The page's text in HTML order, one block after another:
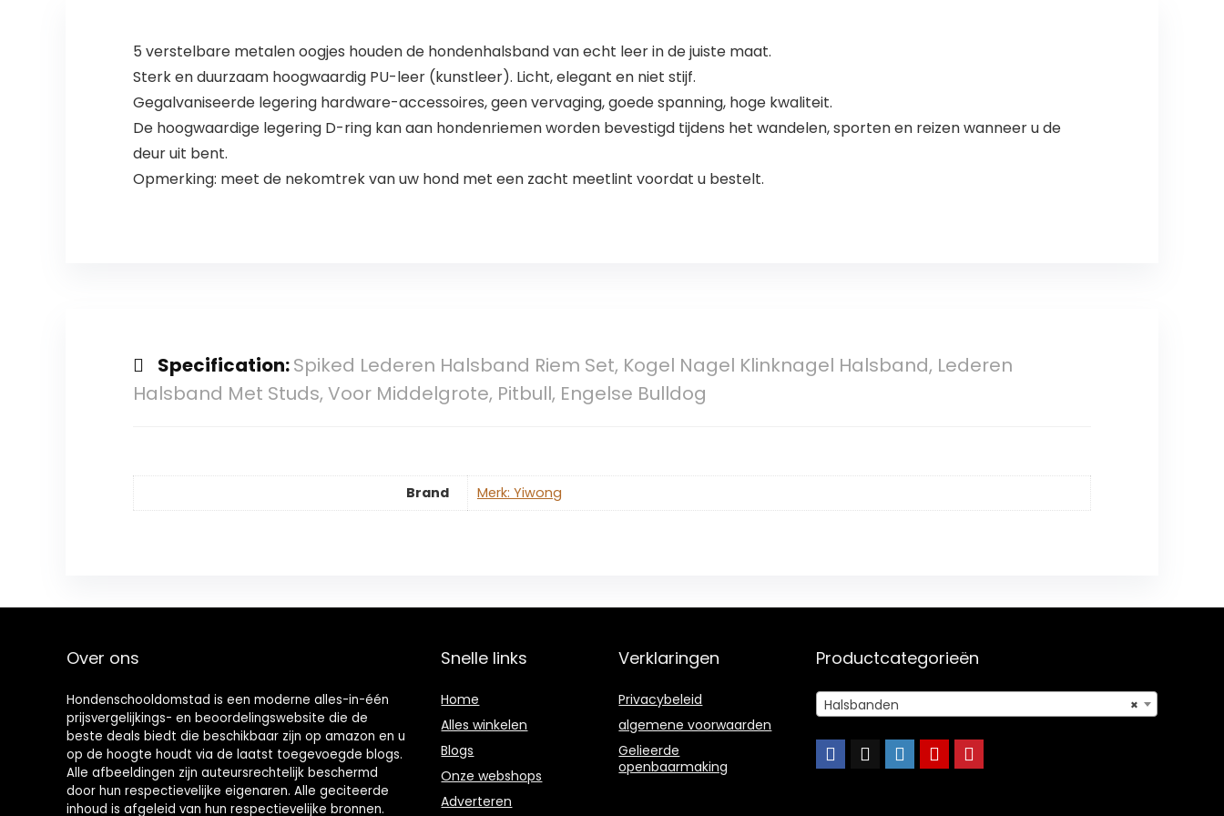
(#4 M (Nek 40-
45cm))
5 verstelbare metalen oogjes houden de hondenhalsband van echt leer in de juiste maat.
Sterk en duurzaam hoogwaardig PU-leer (kunstleer). Licht, elegant en niet stijf.
Gegalvaniseerde legering hardware-accessoires, geen vervaging, goede spanning, hoge kwaliteit.
De hoogwaardige legering D-ring kan aan hondenriemen worden bevestigd tijdens het wandelen, sporten en reizen wanneer u de
deur uit bent.
Opmerking: meet de nekomtrek van uw hond met een zacht meetlint voordat u bestelt.
Specification:Spiked Lederen Halsband Riem Set, Kogel Nagel Klinknagel Halsband, Lederen
Halsband Met Studs, Voor Middelgrote, Pitbull, Engelse Bulldog
Brand Merk: Yiwong
Over ons
Hondenschooldomstad is een moderne alles-in-één
prijsvergelijkings- en beoordelingswebsite die de
beste deals biedt die beschikbaar zijn op amazon en u
op de hoogte houdt via de laatst toegevoegde blogs.
Alle afbeeldingen zijn auteursrechtelijk beschermd
door hun respectievelijke eigenaren. Alle geciteerde
inhoud is afgeleid van hun respectievelijke bronnen.
Snelle links
Home
Alles winkelen
Blogs
Onze webshops
Adverteren
Verklaringen
Privacybeleid
algemene voorwaarden
Gelieerde
openbaarmaking
Productcategorieën
×
Halsbanden